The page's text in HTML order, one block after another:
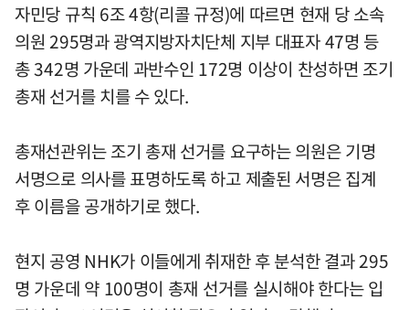
자민당 규칙 6조 4항(리콜 규정)에 따르면 현재 당 소속
의원 295명과 광역지방자치단체 지부 대표자 47명 등
총 342명 가운데 과반수인 172명 이상이 찬성하면 조기
총재 선거를 치를 수 있다.
총재선관위는 조기 총재 선거를 요구하는 의원은 기명
서명으로 의사를 표명하도록 하고 제출된 서명은 집계
후 이름을 공개하기로 했다.
현지 공영 NHK가 이들에게 취재한 후 분석한 결과 295
명 가운데 약 100명이 총재 선거를 실시해야 한다는 입